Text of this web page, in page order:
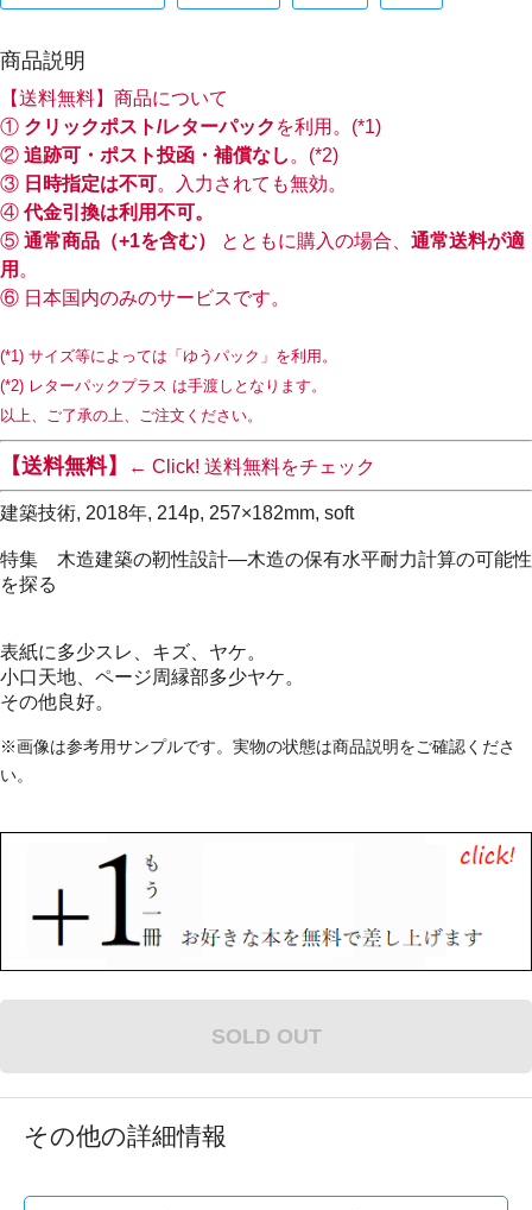
商品説明
【送料無料】商品について
① クリックポスト/レターパック を利用。(*1)
② 追跡可・ポスト投函・補償なし 。(*2)
③ 日時指定は不可。入力されても無効。
④代金引換は利用不可。
⑤ 通常商品（+1を含む） とともに購入の場合、 通常送料が適
用 。
⑥ 日本国内のみのサービスです。
(*1) サイズ等によっては「ゆうパック」を利用。
(*2) レターパックプラス は手渡しとなります。
以上、ご了承の上、ご注文ください。
【送料無料】 ← Click! 送料無料をチェック
建築技術, 2018年, 214p, 257×182mm, soft
特集 木造建築の靭性設計―木造の保有水平耐力計算の可能性
を探る
表紙に多少スレ、キズ、ヤケ。
小口天地、ページ周縁部多少ヤケ。
その他良好。
※画像は参考用サンプルです。実物の状態は商品説明をご確認くださ
い。
SOLD OUT
その他の詳細情報